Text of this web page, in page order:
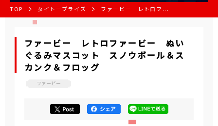
TOP タイトープライズ ファービー レトロフ...
ファービー レトロファービー ぬい
ぐるみマスコット スノウボール＆ス
カンク＆フロッグ
ファービー